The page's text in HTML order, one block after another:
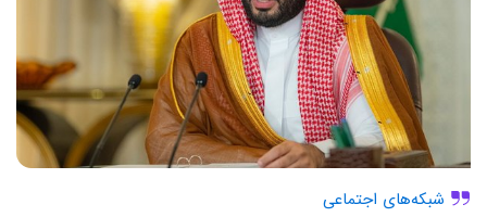
شبکه‌های اجتماعی